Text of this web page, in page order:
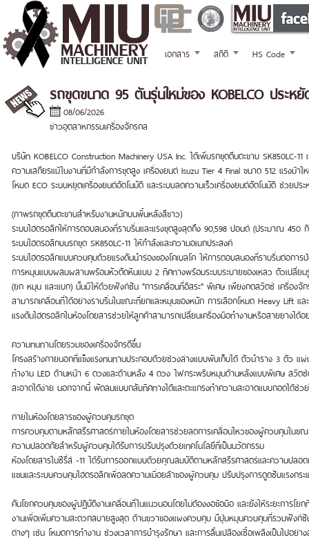
เอกสาร สถิติ HS Code
รถขุดขนาด 95 ตันรุ่นใหม่ของ KOBELCO ประห
08/06/2026
ข่าวอุตสาหกรรมเครื่องจักรกล
บริษัท KOBELCO Construction Machinery USA Inc. ได้เพิ่มรถขุดตีนตะขาบ
ความเสถียรแม้ในงานที่มีกำลังการขุดสูง เครื่องยนต์ Isuzu Tier 4 Final ขนาด 512 แรงม้
โหมด ECO ระบบหยุดเครื่องยนต์อัตโนมัติ และระบบลดความเร็วเครื่องยนต์อัตโนมัติ ช่วยป
(ภาพรถขุดตีนตะขาบสำหรับงานหนักบนพื้นหลังสีขาว)
ระบบไฮดรอลิกให้การตอบสนองที่ราบรื่นและแรงขุดสูงสุดถึง 90,598 ปอนด์ (ประมาณ
ระบบไฮดรอลิกบนรถขุด SK850LC-11 ให้กำลังและความอเนกประสงค์
ระบบไฮดรอลิกแบบควบคุมด้วยแรงดันนำร่องของโคเบลโค ให้การตอบสนองที่ราบรื่นต่อก
การหมุนแบบผสมผสานพร้อมหัวตัดหินแบบ 2 ทิศทางพร้อมระบบระบายของเหลว ตัวเปลี่ย
(ยก หมุน และแบก) นั้นมีให้ด้วยฟังก์ชัน "การเคลื่อนที่อิสระ" พิเศษ เพียงกดสวิตช์ เครื่อง
สามารถเคลื่อนที่ได้อย่างราบรื่นในขณะที่ยกและหมุนของหนัก การเลือกโหมด Heavy Lift
แรงดันไฮดรอลิกในห้องโดยสารช่วยให้ลูกค้าสามารถเปลี่ยนเครื่องมือทำงานหรือสายยางได้
ความทนทานโดยรวมของเครื่องจักรดีขึ้น
โครงสร้างภายนอกที่แข็งแรงทนทานประกอบด้วยช่วงล่างแบบพับเก็บได้ ตัวนำราง 3 ตัว
ทำงาน LED ด้านหน้า 6 ดวงและด้านหลัง 4 ดวง ไฟกระพริบหมุนด้านหลังแบบพิเศษ สวิตช์
สะอาดได้ง่าย นอกจากนี้ พัดลมแบบกลับทิศทางได้และตะแกรงทำความสะอาดแบบถอดได้ช่ว
ภายในห้องโดยสารของผู้ควบคุมรถขุด
การควบคุมตามหลักสรีรศาสตร์ภายในห้องโดยสารช่วยลดการเคลื่อนไหวของผู้ควบคุมใน
ความปลอดภัยสำหรับผู้ควบคุมได้รับการปรับปรุงด้วยเทคโนโลยีที่เป็นนวัตกรรม
ห้องโดยสารในซีรี่ส์ -11 ได้รับการออกแบบด้วยคุณสมบัติตามหลักสรีรศาสตร์และความปล
แขนและระบบควบคุมไฮดรอลิกเพื่อลดความเมื่อยล้าของผู้ควบคุม ปรับปรุงการดูดซับแรงกร
คันโยกควบคุมของผู้ปฏิบัติงานเคลื่อนที่ในแนวนอนโดยไม่ต้องงอข้อมือ และยังให้ระยะการโ
งานเพื่อเพิ่มความสะดวกสบายสูงสุด ด้านขวาของแผงควบคุม มีปุ่มหมุนควบคุมที่รวมฟังก์
ต่างๆ เช่น โหมดการทำงาน ช่วงเวลาการบำรุงรักษา และการสิ้นเปลืองเชื้อเพลิงเป็นไป